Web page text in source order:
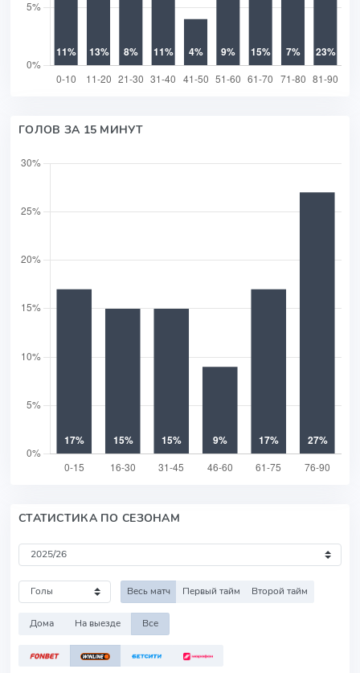
ГОЛОВ ЗА 15 МИНУТ
СТАТИСТИКА ПО СЕЗОНАМ
Весь матч Первый тайм Второй тайм
Дома На выезде Все